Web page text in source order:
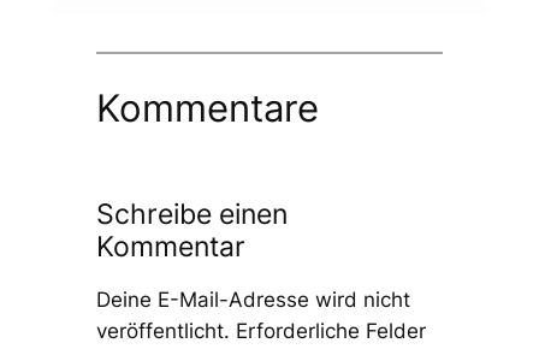
Kommentare
Schreibe einen
Kommentar
Deine E-Mail-Adresse wird nicht
veröffentlicht. Erforderliche Felder